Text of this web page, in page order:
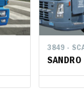
3849 -
3849 -